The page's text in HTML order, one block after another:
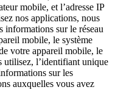
mobile, et l’adresse IP
nos applications, nous
informations sur le réseau
mobile, le système
votre appareil mobile, le
utilisez, l’identifiant unique
sur les
auxquelles vous avez